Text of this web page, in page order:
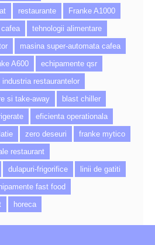
restaurante
Franke A1000
tehnologii alimentare
masina super-automata cafea
A600
echipamente qsr
industria restaurantelor
si take-away
blast chiller
eficienta operationala
zero deseuri
franke mytico
restaurant
dulapuri-frigorifice
linii de gatiti
fast food
horeca